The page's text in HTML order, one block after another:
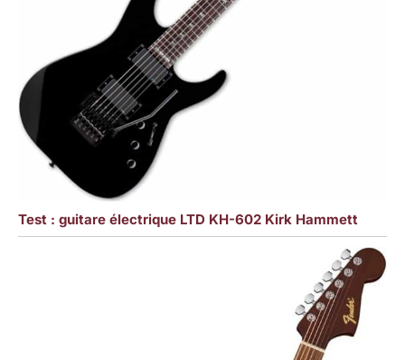
Test : guitare électrique LTD KH-602 Kirk Hammett